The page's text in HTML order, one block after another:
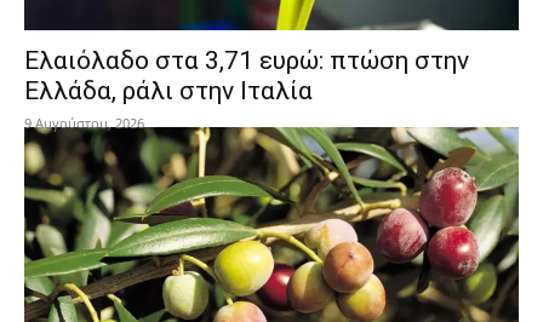
Ελαιόλαδο στα 3,71 ευρώ: πτώση στην
Ελλάδα, ράλι στην Ιταλία
9 Αυγούστου, 2026